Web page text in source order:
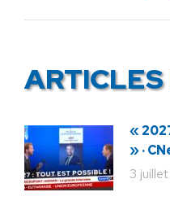
«
» ·
3